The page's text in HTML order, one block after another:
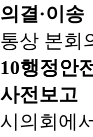
의결·이송
통상 본회
10행정안
사전보고
시의회에